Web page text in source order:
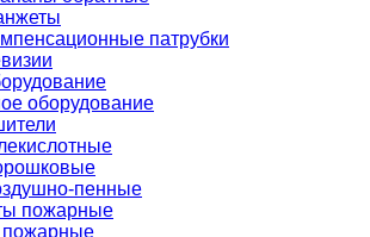
патрубки
оборудование
пенные
пожарные